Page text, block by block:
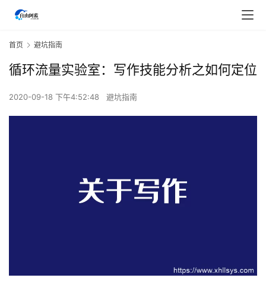
首页 避坑指南
循环流量实验室：写作技能分析之如何定位
2020-09-18 下午4:52:48 避坑指南